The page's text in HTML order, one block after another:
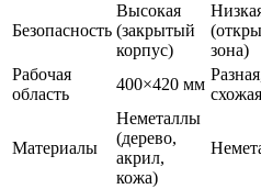
Безопасность
Высокая
(закрытый
корпус)
зона)
Рабочая
область
400×420 мм
схожая
Материалы
Неметаллы
(дерево,
акрил,
кожа)